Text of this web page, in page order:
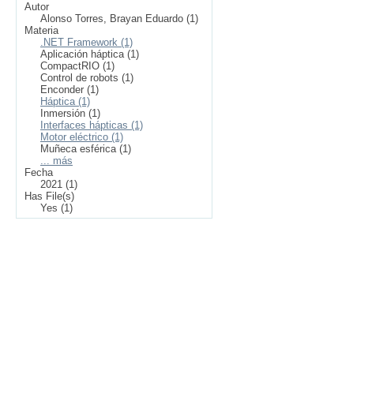
Autor
Alonso Torres, Brayan Eduardo (1)
Materia
.NET Framework (1)
Aplicación háptica (1)
CompactRIO (1)
Control de robots (1)
Enconder (1)
Háptica (1)
Inmersión (1)
Interfaces hápticas (1)
Motor eléctrico (1)
Muñeca esférica (1)
... más
Fecha
2021 (1)
Has File(s)
Yes (1)